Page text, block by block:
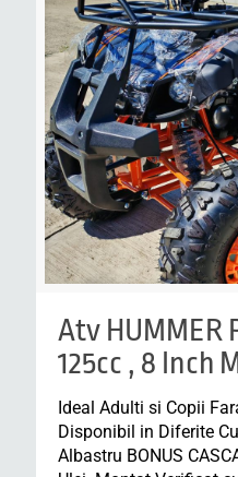
Atv HUMMER
125cc , 8 Inch
Ideal Adulti si Copii
Disponibil in Diferite
Albastru BONUS